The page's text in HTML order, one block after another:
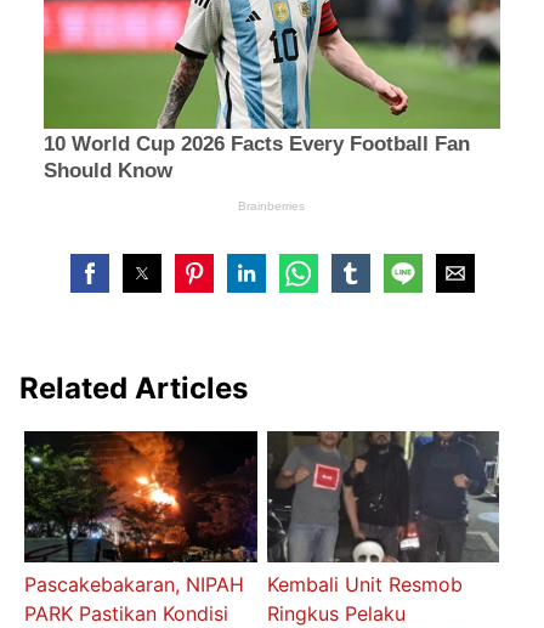
Related Articles
Pascakebakaran, NIPAH
PARK Pastikan Kondisi
Kembali Unit Resmob
Ringkus Pelaku